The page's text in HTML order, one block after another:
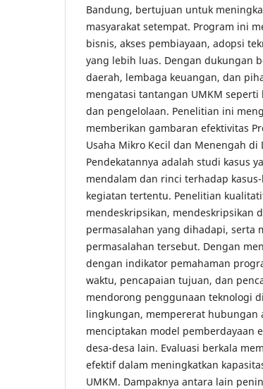
Bandung, bertujuan untuk
masyarakat setempat. Program ini
bisnis, akses pembiayaan, adopsi
yang lebih luas. Dengan dukungan
daerah, lembaga keuangan, dan
mengatasi tantangan UMKM seperti
dan pengelolaan. Penelitian ini
memberikan gambaran efektivitas
Usaha Mikro Kecil dan Menengah
Pendekatannya adalah studi kasus
mendalam dan rinci terhadap
kegiatan tertentu. Penelitian
mendeskripsikan, mendeskripsikan
permasalahan yang dihadapi, serta
permasalahan tersebut. Dengan
dengan indikator pemahaman
waktu, pencapaian tujuan, dan
mendorong penggunaan teknologi
lingkungan, mempererat hubungan
menciptakan model pemberdayaan
desa-desa lain. Evaluasi berkala
efektif dalam meningkatkan
UMKM. Dampaknya antara lain